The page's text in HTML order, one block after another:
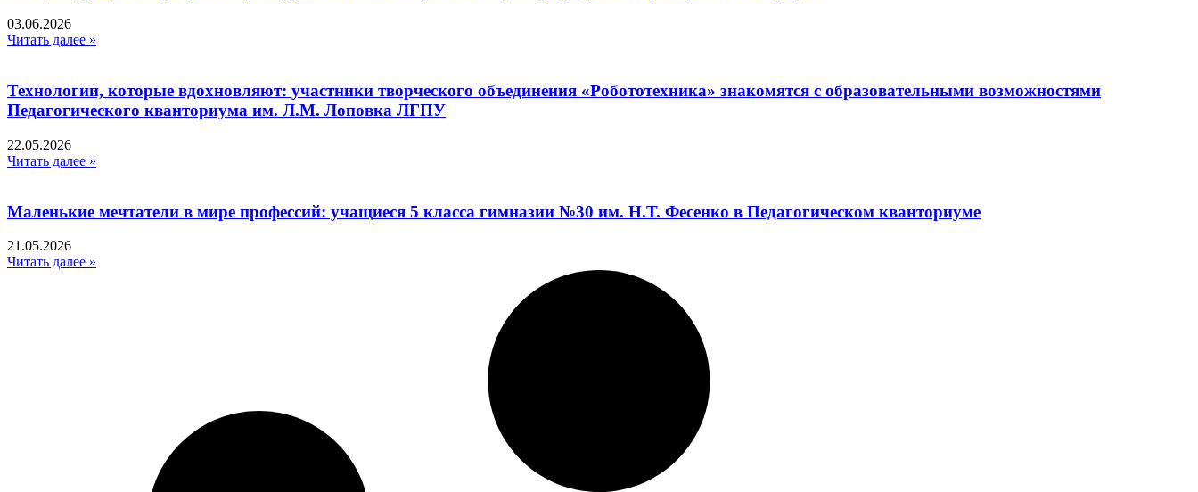
03.06.2026
Читать далее »
Технологии, которые вдохновляют: участники творческого объединения «Робототехника» знакомятся с образовательными возможностями
Педагогического кванториума им. Л.М. Лоповка ЛГПУ
22.05.2026
Читать далее »
Маленькие мечтатели в мире профессий: учащиеся 5 класса гимназии №30 им. Н.Т. Фесенко в Педагогическом кванториуме
21.05.2026
Читать далее »